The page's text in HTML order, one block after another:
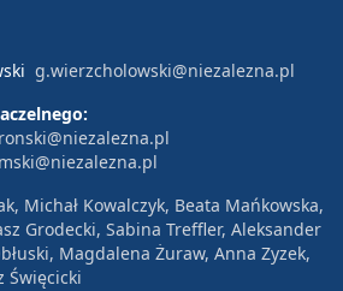
g.wierzcholowski@niezalezna.pl
Michał Kowalczyk, Beata Mańkowska,
Grodecki, Sabina Treffler, Aleksander
Magdalena Żuraw, Anna Zyzek,
Święcicki